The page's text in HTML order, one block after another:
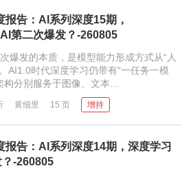
告：AI系列深度15期，
第二次爆发？-260805
的本质，是模型能力形成方式从“人
AI1.0时代深度学习仍带有“一任务一模
构分别服务于图像、文本…
黄细里 15 页 增持
报告：AI系列深度14期，深度学习
-260805